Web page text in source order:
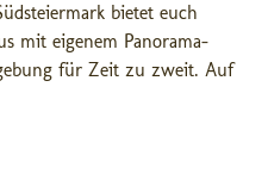
bietet euch
mit eigenem Panorama-
für Zeit zu zweit. Auf